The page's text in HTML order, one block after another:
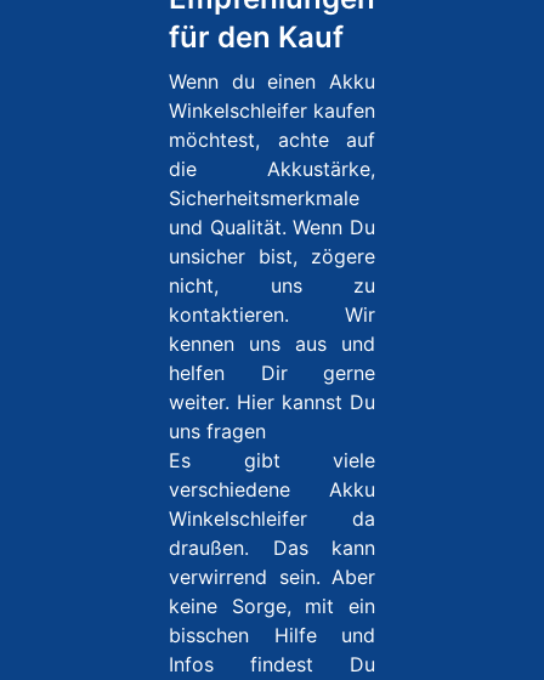
für den Kauf
Wenn du einen Akku
Winkelschleifer kaufen
möchtest, achte auf
die Akkustärke,
Sicherheitsmerkmale
und Qualität. Wenn Du
unsicher bist, zögere
nicht, uns zu
kontaktieren. Wir
kennen uns aus und
helfen Dir gerne
weiter. Hier kannst Du
uns fragen
Es gibt viele
verschiedene Akku
Winkelschleifer da
draußen. Das kann
verwirrend sein. Aber
keine Sorge, mit ein
bisschen Hilfe und
Infos findest Du